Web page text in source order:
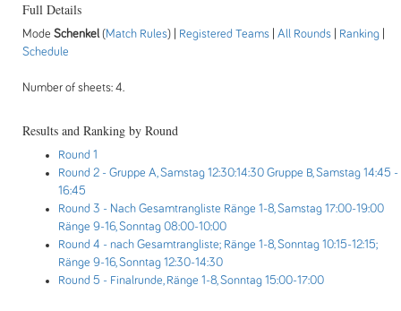
Full Details
Mode Schenkel(Match Rules) | Registered Teams All Rounds Ranking
Schedule
Number of sheets: 4.
Results and Ranking by Round
Round 1
Round 2 - Gruppe A, Samstag 12:30:14:30 Gruppe B, Samstag 14:45 -
16:45
Round 3 - Nach Gesamtrangliste Ränge 1-8, Samstag 17:00-19:00
Ränge 9-16, Sonntag 08:00-10:00
Round 4 - nach Gesamtrangliste; Ränge 1-8, Sonntag 10:15-12:15;
Ränge 9-16, Sonntag 12:30-14:30
Round 5 - Finalrunde, Ränge 1-8, Sonntag 15:00-17:00